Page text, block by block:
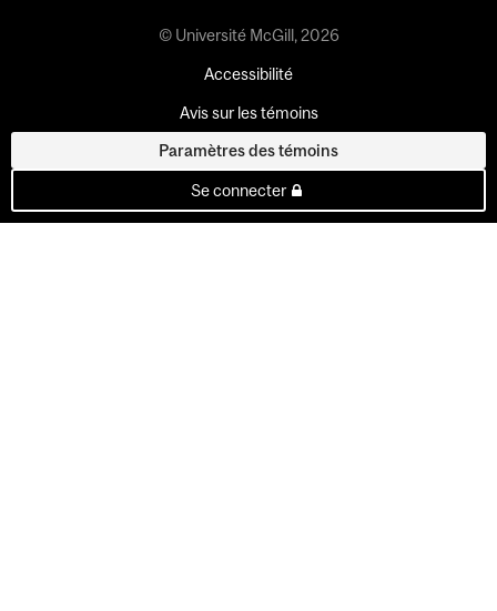
© Université McGill, 2026
Accessibilité
Avis sur les témoins
Paramètres des témoins
Se connecter